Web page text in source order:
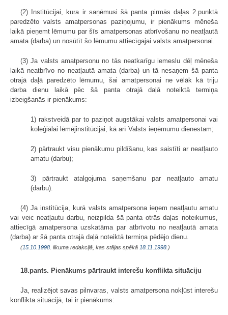
(2) Institūcijai, kura ir saņēmusi šā panta pirmās daļas 2.punktā
paredzēto valsts amatpersonas paziņojumu, ir pienākums mēneša
laikā pieņemt lēmumu par šīs amatpersonas atbrīvošanu no neatļautā
amata (darba) un nosūtīt šo lēmumu attiecīgajai valsts amatpersonai.
(3) Ja valsts amatpersonu no tās neatkarīgu iemeslu dēļ mēneša
laikā neatbrīvo no neatļautā amata (darba) un tā nesaņem šā panta
otrajā daļā paredzēto lēmumu, šai amatpersonai ne vēlāk kā triju
darba dienu laikā pēc šā panta otrajā daļā noteiktā termiņa
izbeigšanās ir pienākums:
1) rakstveidā par to paziņot augstākai valsts amatpersonai vai
koleģiālai lēmējinstitūcijai, kā arī Valsts ieņēmumu dienestam;
2) pārtraukt visu pienākumu pildīšanu, kas saistīti ar neatļauto
amatu (darbu);
3) pārtraukt atalgojuma saņemšanu par neatļauto amatu
(darbu).
(4) Ja institūcija, kurā valsts amatpersona ieņem neatļautu amatu
vai veic neatļautu darbu, neizpilda šā panta otrās daļas noteikumus,
attiecīgā amatpersona uzskatāma par atbrīvotu no neatļautā amata
(darba) ar šā panta otrajā daļā noteiktā termiņa pēdējo dienu.
(15.10.1998 . likuma redakcijā, kas stājas spēkā 18.11.1998. )
18.pants. Pienākums pārtraukt interešu konflikta situāciju
Ja, realizējot savas pilnvaras, valsts amatpersona nokļūst interešu
konflikta situācijā, tai ir pienākums: